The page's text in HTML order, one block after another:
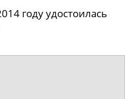
году удостоилась